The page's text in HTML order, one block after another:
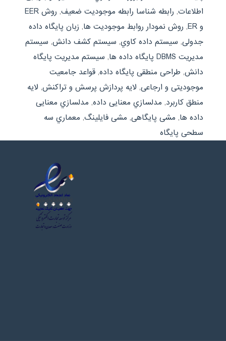
اطلاعات, رابطه شناسا رابطه موجودیت ضعیف,
روش EER
و ER
, روش نمودار روابط موجودیت ها, زبان پایگاه داده
جدولی, سیستم داده کاوي, سیستم کشف دانش, سیستم
مدیریت DBMS پایگاه داده ها
, سیستم مدیریت پایگاه
دانش, طراحی منطقی پایگاه داده, قواعد جامعیت
موجودیتی و ارجاعی, لایه پردازش پرسش و تراکنش, لایه
منطق کاربرد, مدلسازي معنایی داده, مدلسازي معنایی
داده ها, مشی پایگاهی, مشی فایلینگ, معماري سه
سطحی پایگاه